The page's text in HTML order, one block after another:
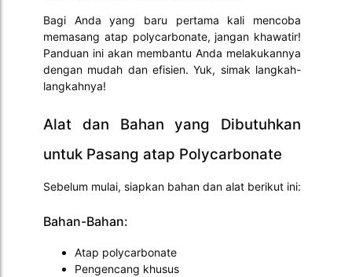
Bagi Anda yang baru pertama kali mencoba
memasang atap polycarbonate, jangan khawatir!
Panduan ini akan membantu Anda melakukannya
dengan mudah dan efisien. Yuk, simak langkah-
langkahnya!
Alat dan Bahan yang Dibutuhkan
untuk Pasang atap Polycarbonate
Sebelum mulai, siapkan bahan dan alat berikut ini:
Bahan-Bahan:
Atap polycarbonate
Pengencang khusus